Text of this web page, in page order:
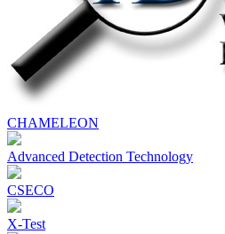
CHAMELEON
Advanced Detection Technology
CSECO
X-Test